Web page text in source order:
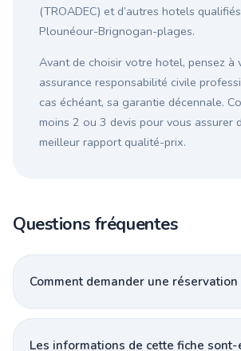
(TROADEC) et d’autres hotels
Plounéour-Brignogan-plages.
Avant de choisir votre hotel, pensez à
assurance responsabilité civile
cas échéant, sa garantie décennale.
moins 2 ou 3 devis pour vous assurer
meilleur rapport qualité-prix.
Questions fréquentes
Comment demander une réservation
Les informations de cette fiche